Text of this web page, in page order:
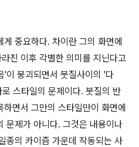
중요하다. 차이란 그의 화면에
라진 이후 각별한 의미를 지닌다고
'이 붕괴되면서 붓질사이의 '다
스타일의 문제이다. 붓질의 반
면서 그만의 스타일만이 화면에
문제가 아니다. 그것은 내용이나
종의 카이즘 가운데 작동되는 사